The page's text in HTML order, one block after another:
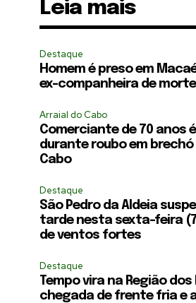
Leia mais
Destaque
Homem é preso em
ex-companheira de morte
Arraial do Cabo
Comerciante de 70 anos
durante roubo em brechó
Cabo
Destaque
São Pedro da Aldeia
tarde nesta sexta-feira
de ventos fortes
Destaque
Tempo vira na Região
chegada de frente fria e